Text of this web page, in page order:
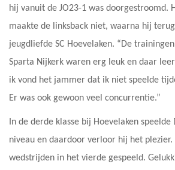
hij vanuit de JO23-1 was doorgestroomd.
maakte de linksback niet, waarna hij
jeugdliefde SC Hoevelaken. “De
Sparta Nijkerk waren erg leuk en daar
ik vond het jammer dat ik niet speelde
Er was ook gewoon veel concurrentie.”
In de derde klasse bij Hoevelaken
niveau en daardoor verloor hij het plezier.
wedstrijden in het vierde gespeeld.